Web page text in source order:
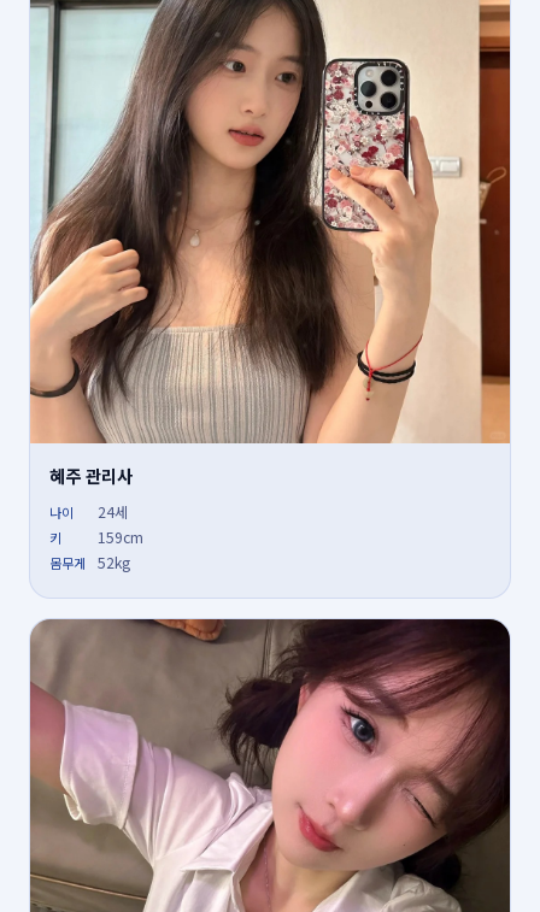
혜주 관리사
나이 24세
키 159cm
몸무게 52kg